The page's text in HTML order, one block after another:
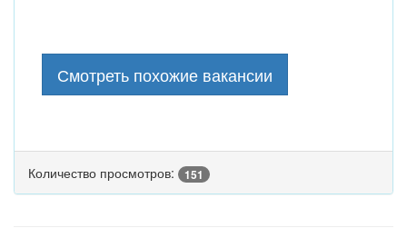
Смотреть похожие вакансии
Количество просмотров: 151